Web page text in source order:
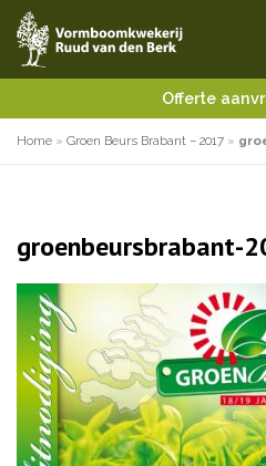
Offerte
Home » Groen Beurs Brabant – 2017 »
groenbeursbrabant-